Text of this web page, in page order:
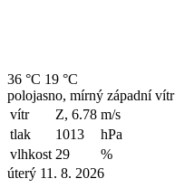
36 °C 19 °C
polojasno, mírný západní vítr
vítr
Z, 6.78 m/s
tlak
1013
hPa
vlhkost 29
%
úterý 11. 8. 2026